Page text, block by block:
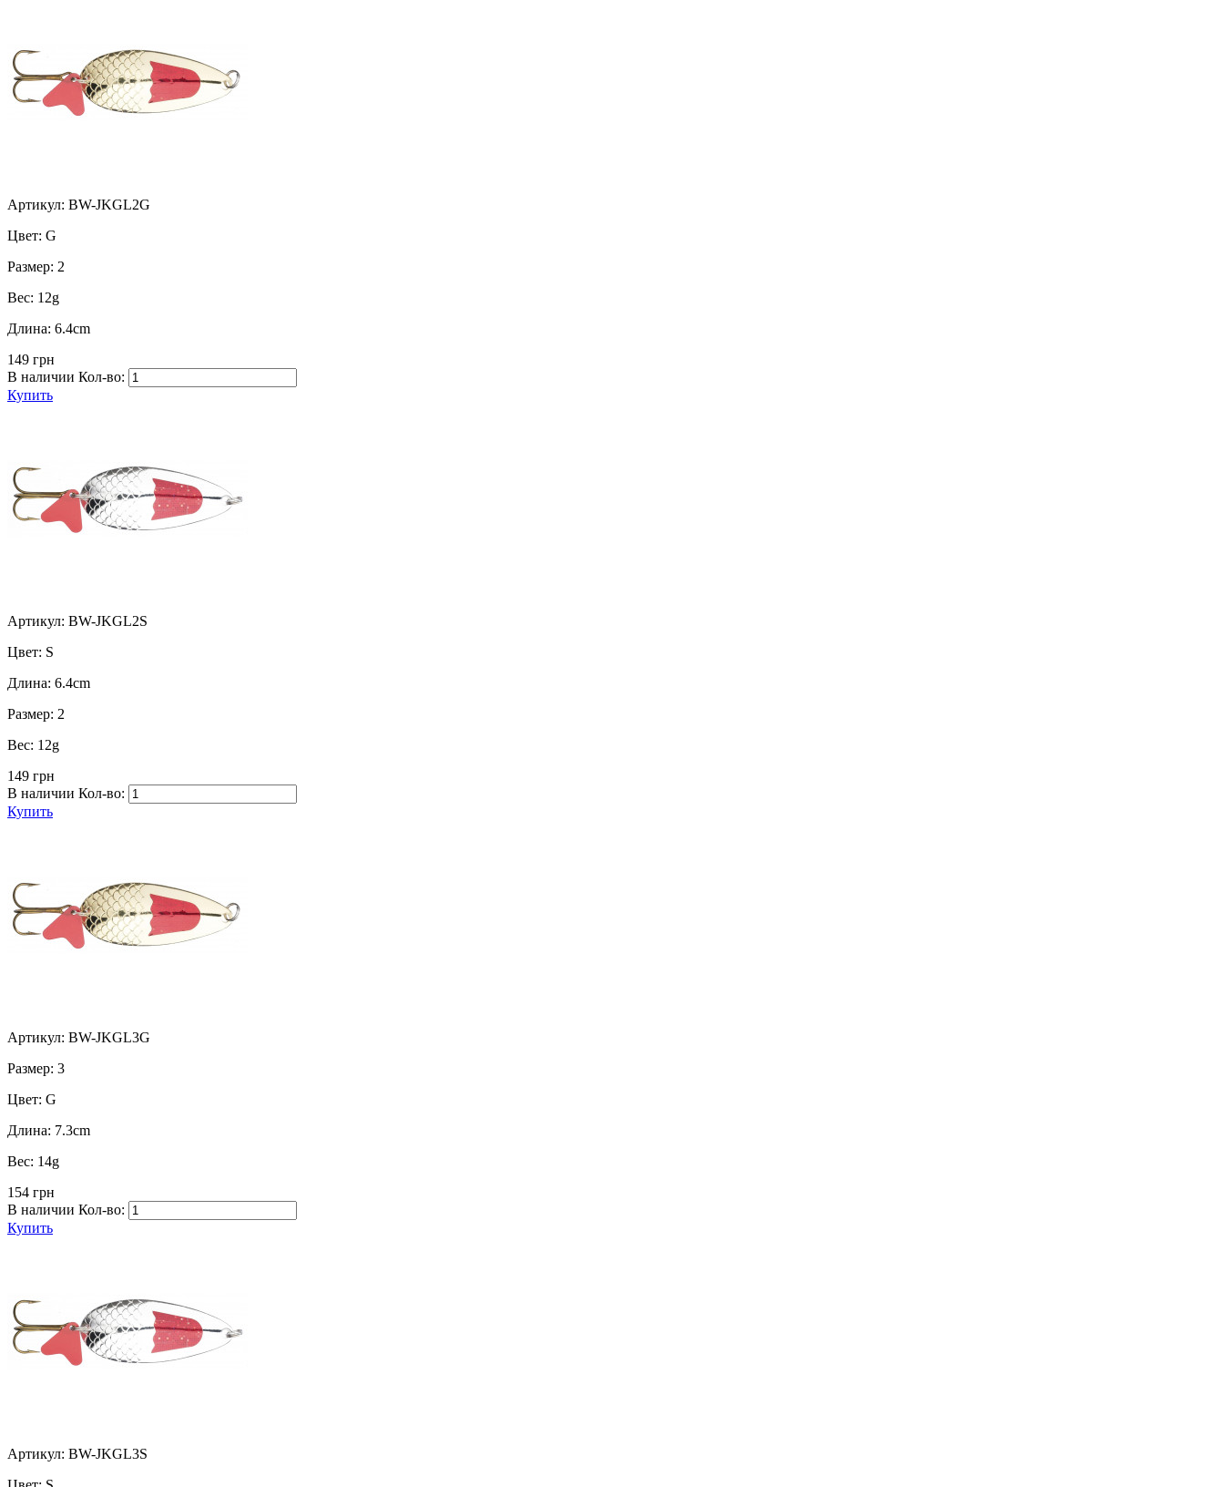
Артикул: BW-JKGL2G
Цвет: G
Размер: 2
Вес: 12g
Длина: 6.4cm
149 грн
В наличии Кол-во:
Купить
Артикул: BW-JKGL2S
Цвет: S
Длина: 6.4cm
Размер: 2
Вес: 12g
149 грн
В наличии Кол-во:
Купить
Артикул: BW-JKGL3G
Размер: 3
Цвет: G
Длина: 7.3cm
Вес: 14g
154 грн
В наличии Кол-во:
Купить
Артикул: BW-JKGL3S